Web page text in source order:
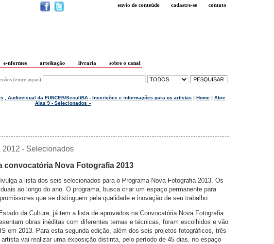
envio de conteúdo cadastre-se contato
e-nformes arte&ação livraria sobre o canal
(entre aspas)
, Audiovisual da FUNCEB/SecultBA - Inscrições e informações para os artistas | Home | Abre
Alas 9 - Selecionados »
- Selecionados
convocatória Nova Fotografia 2013
a lista dos seis selecionados para o Programa Nova Fotografia 2013. Os
ao longo do ano. O programa, busca criar um espaço permanente para
que se distinguem pela qualidade e inovação de seu trabalho.
da Cultura, já tem a lista de aprovados na Convocatória Nova Fotografia
obras inéditas com diferentes temas e técnicas, foram escolhidos e vão
em 2013. Para esta segunda edição, além dos seis projetos fotográficos, três
vai realizar uma exposição distinta, pelo período de 45 dias, no espaço